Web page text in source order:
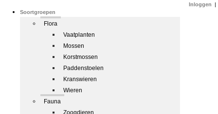
Soortgroepen
Flora
Vaatplanten
Mossen
Korstmossen
Paddenstoelen
Kranswieren
Wieren
Fauna
Zoogdieren
Inloggen |